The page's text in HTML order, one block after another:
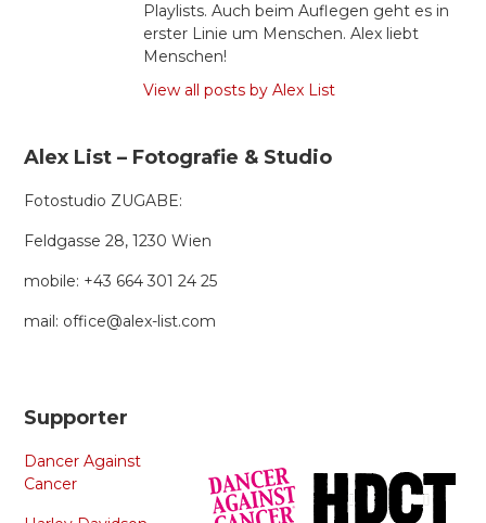
Playlists. Auch beim Auflegen geht es in
erster Linie um Menschen. Alex liebt
Menschen!
View all posts by Alex List
Alex List – Fotografie & Studio
Fotostudio ZUGABE:
Feldgasse 28, 1230 Wien
mobile: +43 664 301 24 25
mail: office@alex-list.com
Supporter
Dancer Against
Cancer